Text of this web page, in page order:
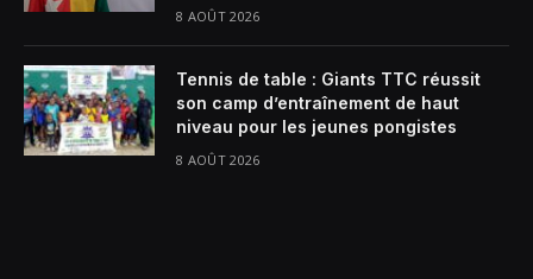
8 AOÛT 2026
Tennis de table : Giants TTC réussit
son camp d’entraînement de haut
niveau pour les jeunes pongistes
8 AOÛT 2026